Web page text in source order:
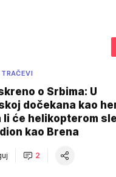
o Srbima: U
dočekana kao
li će helikopterom
kao Brena
2